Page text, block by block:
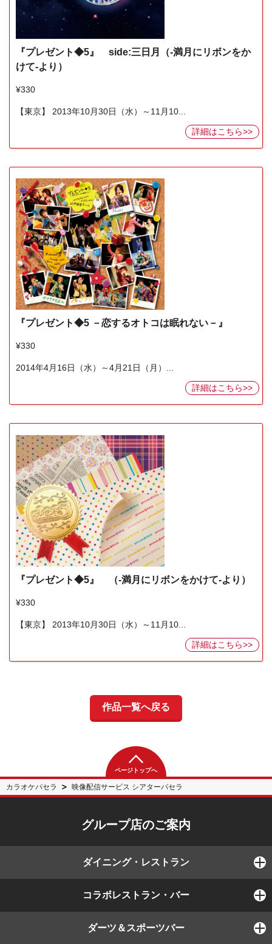
『プレゼント◆5』 side:三日月（-満月にリボンをか
けて-より）
¥330
【東京】 2013年10月30日（水）～11月10...
詳細はこちら>>
『プレゼント◆5 －恋するオトコは眠れない－』
¥330
2014年4月16日（水）～4月21日（月）...
詳細はこちら>>
『プレゼント◆5』 （-満月にリボンをかけて-より）
¥330
【東京】 2013年10月30日（水）～11月10...
詳細はこちら>>
作品一覧へ戻る
ページトップへ
カラオケパセラ 映像配信サービス シアターパセラ
グループ店のご案内
ダイニング・レストラン
コラボレストラン・バー
ダーツ＆スポーツバー